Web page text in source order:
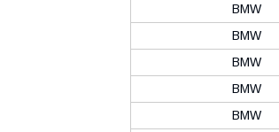
BMW
BMW
BMW
BMW
BMW